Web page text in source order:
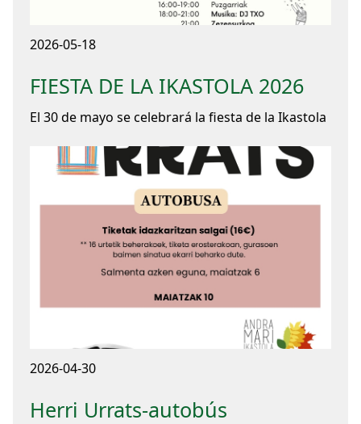
2026-05-18
FIESTA DE LA IKASTOLA 2026
El 30 de mayo se celebrará la fiesta de la Ikastola
2026-04-30
Herri Urrats-autobús